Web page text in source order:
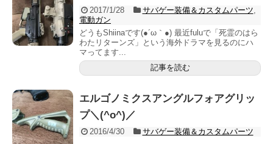
2017/1/28 サバゲー装備＆カスタムパーツ
電動ガン
どうもShiinaです(●´ω｀●) 最近fuluで「死霊のはら
わたリターンズ」という海外ドラマを見るのにハ
マってます...
記事を読む
エルゴノミクスアングルフォアグリッ
プ＼(^o^)／
2016/4/30 サバゲー装備＆カスタムパーツ